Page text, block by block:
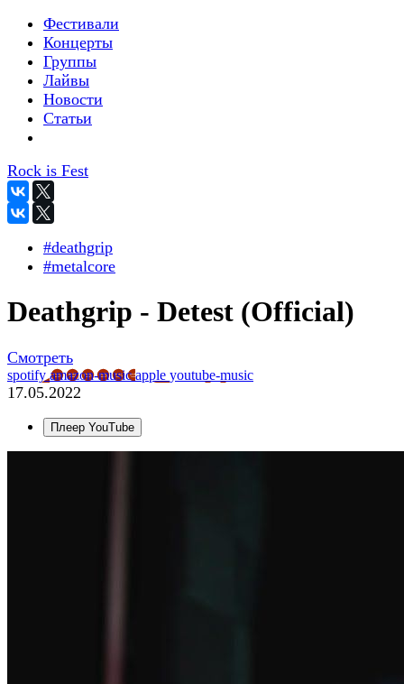
Фестивали
Концерты
Группы
Лайвы
Новости
Статьи
Rock is Fest
#deathgrip
#metalcore
Deathgrip - Detest (Official)
Смотреть
spotifyamazon-musicapple youtube-music
17.05.2022
Плеер YouTube